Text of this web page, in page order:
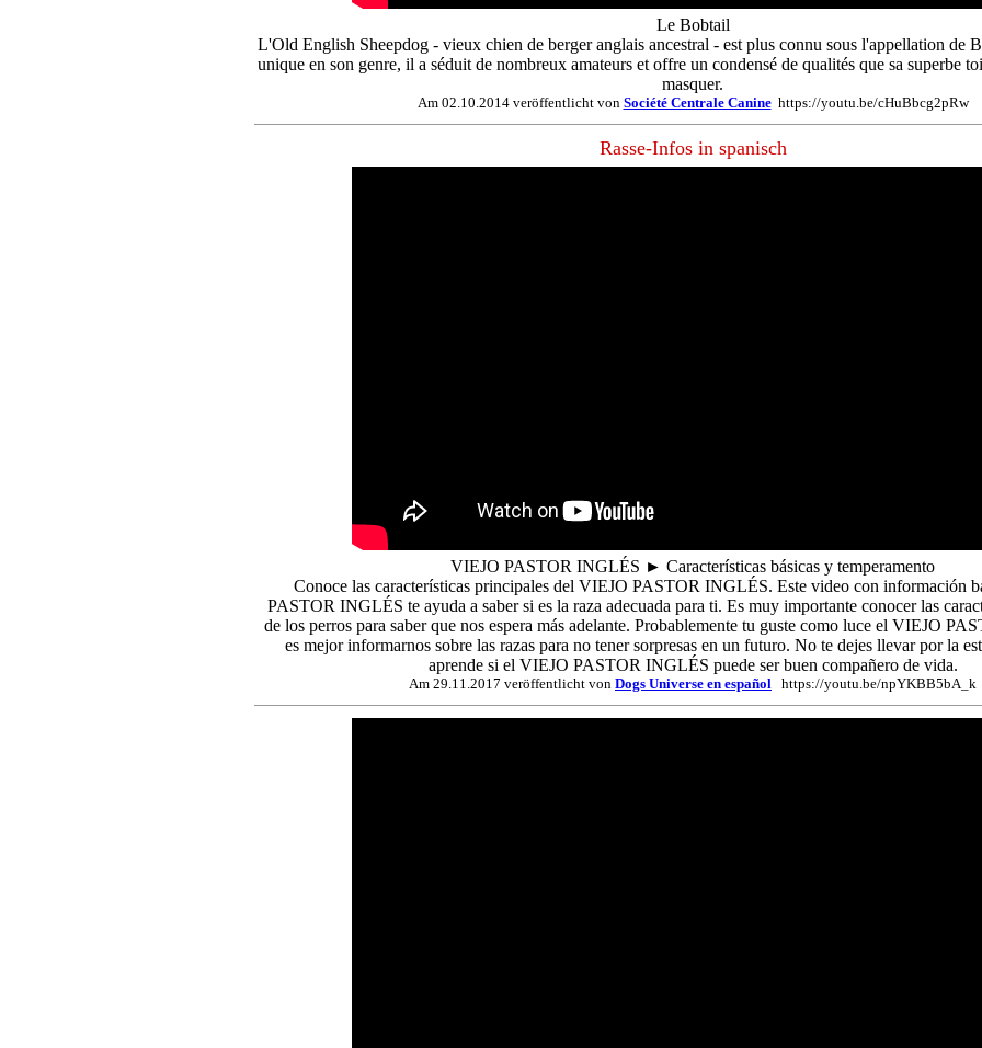
Le Bobtail
L'Old English Sheepdog - vieux chien de berger anglais ancestral - est plus connu sous l'appellation de
unique en son genre, il a séduit de nombreux amateurs et offre un condensé de qualités que sa superbe
masquer.
Am 02.10.2014 veröffentlicht von Société Centrale Canine https://youtu.be/cHuBbcg2pRw
Rasse-Infos in spanisch
VIEJO PASTOR INGLÉS ► Características básicas y temperamento
Conoce las características principales del VIEJO PASTOR INGLÉS. Este video con información
PASTOR INGLÉS te ayuda a saber si es la raza adecuada para ti. Es muy importante conocer las
de los perros para saber que nos espera más adelante. Probablemente tu guste como luce el VIEJO
es mejor informarnos sobre las razas para no tener sorpresas en un futuro. No te dejes llevar por la
aprende si el VIEJO PASTOR INGLÉS puede ser buen compañero de vida.
Am 29.11.2017 veröffentlicht von Dogs Universe en español https://youtu.be/npYKBB5bA_k